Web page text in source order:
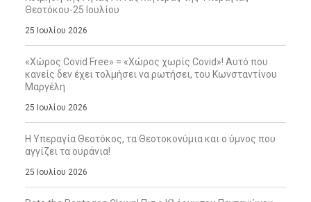
Θεοτόκου-25 Ιουλίου
25 Ιουλίου 2026
«Χώρος Covid Free» = «Χώρος χωρίς Covid»! Αυτό που
κανείς δεν έχει τολμήσει να ρωτήσει, του Κωνσταντίνου
Μαργέλη
25 Ιουλίου 2026
Η Υπεραγία Θεοτόκος, τα Θεοτοκονύμια και ο ύμνος που
αγγίζει τα ουράνια!
25 Ιουλίου 2026